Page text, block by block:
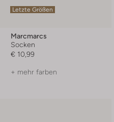
Letzte Größen
Marcmarcs
Socken
€ 10,99
+ mehr farben